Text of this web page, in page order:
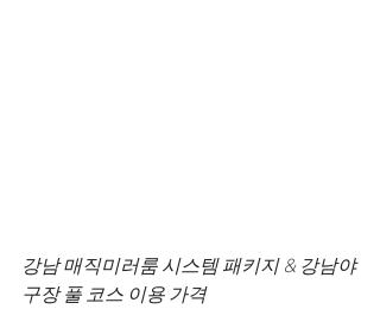
강남 매직미러룸 시스템 패키지 & 강남야
구장 풀 코스 이용 가격